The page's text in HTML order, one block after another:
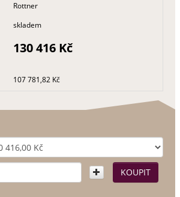
Rottner
skladem
130 416 Kč
107 781,82 Kč